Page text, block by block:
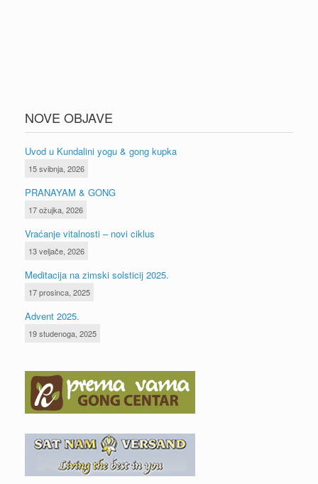
NOVE OBJAVE
Uvod u Kundalini yogu & gong kupka
15 svibnja, 2026
PRANAYAM & GONG
17 ožujka, 2026
Vraćanje vitalnosti – novi ciklus
13 veljače, 2026
Meditacija na zimski solsticij 2025.
17 prosinca, 2025
Advent 2025.
19 studenoga, 2025